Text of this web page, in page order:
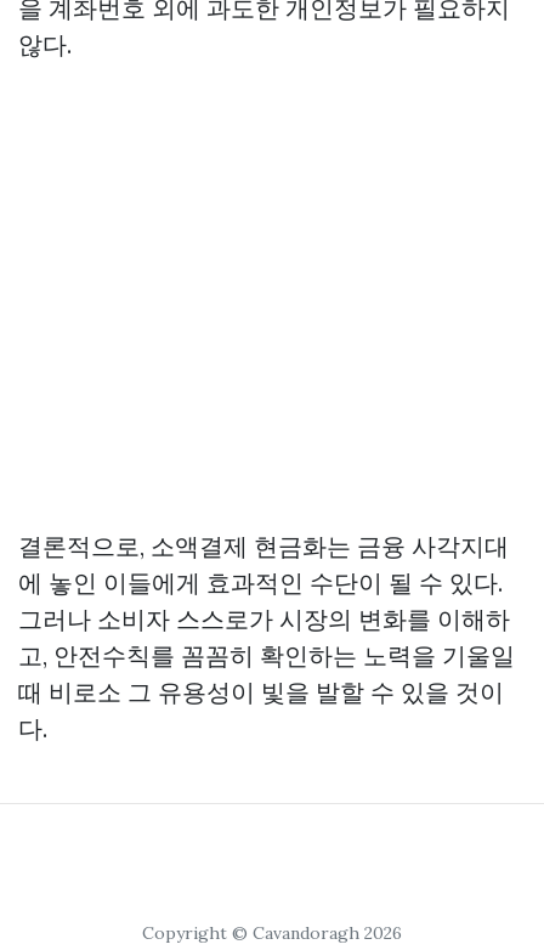
을 계좌번호 외에 과도한 개인정보가 필요하지
않다.
결론적으로, 소액결제 현금화는 금융 사각지대
에 놓인 이들에게 효과적인 수단이 될 수 있다.
그러나 소비자 스스로가 시장의 변화를 이해하
고, 안전수칙를 꼼꼼히 확인하는 노력을 기울일
때 비로소 그 유용성이 빛을 발할 수 있을 것이
다.
Copyright © Cavandoragh 2026